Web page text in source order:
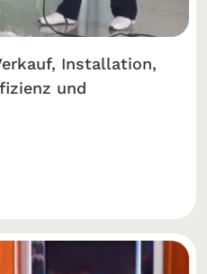
Installation,
und